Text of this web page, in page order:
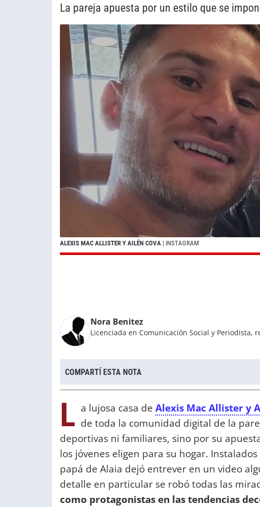
La pareja apuesta por un estilo que se
ALEXIS MAC ALLISTER Y AILÉN COVA | INSTAGRAM
Nora Benitez
Licenciada en Comunicación Social y Periodista,
COMPARTÍ ESTA NOTA
L a lujosa casa de Alexis Mac Allister y
de toda la comunidad digital de la
deportivas ni familiares, sino por su
los jóvenes eligen para su hogar.
papá de Alaia dejó entrever en un video
detalle en particular se robó todas las
como protagonistas en las tendencias